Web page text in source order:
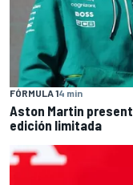
FÓRMULA 14 min
Aston Martin
edición limitada